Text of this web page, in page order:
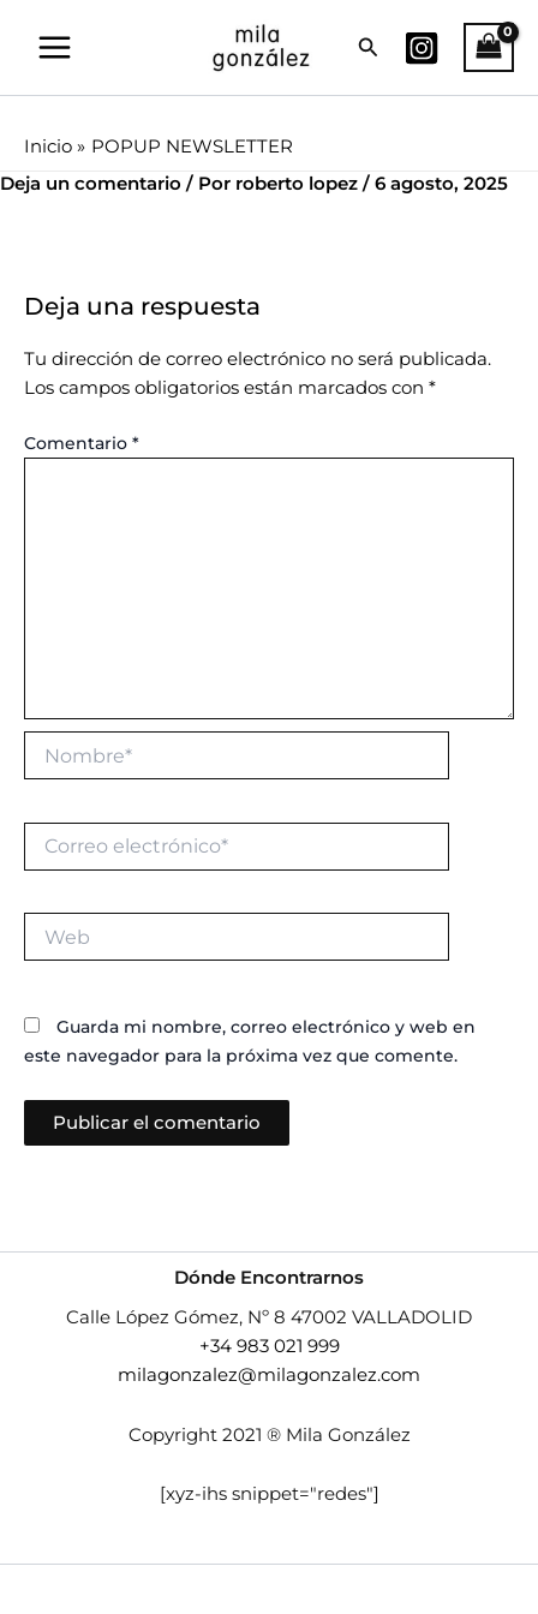
Buscar
Inicio
POPUP NEWSLETTER
Deja un comentario / Por roberto lopez / 6 agosto, 2025
Deja una respuesta
Tu dirección de correo electrónico no será publicada.
Los campos obligatorios están marcados con *
Comentario *
Correo
electrónico*
Guarda mi nombre, correo electrónico y web en
este navegador para la próxima vez que comente.
Dónde Encontrarnos
Calle López Gómez, Nº 8 47002 VALLADOLID
+34 983 021 999
milagonzalez@milagonzalez.com
Copyright 2021 ® Mila González
[xyz-ihs snippet="redes"]